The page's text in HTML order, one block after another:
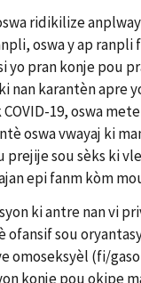
ridikilize
oswa y ap ranpli
yo pran konje pou
nan karantèn apre
COVID-19, oswa
oswa vwayaj ki
prejije sou sèks ki
epi fanm kòm
ki antre nan vi
ofansif sou
omoseksyèl (fi/
konje pou okipe